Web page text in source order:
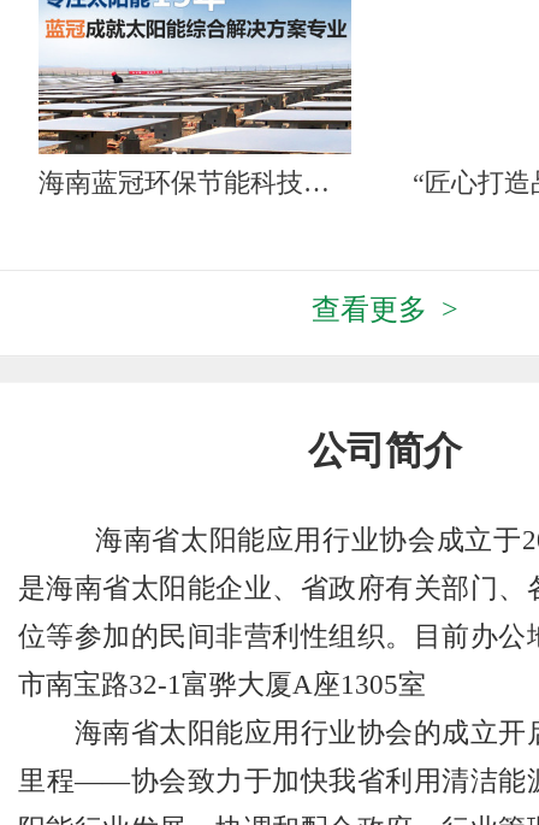
海南蓝冠环保节能科技有限公司
查看更多 >
公司简介
海南省太阳能应用行业协会成立于
是海南省太阳能企业、省政府有关部门、
位等参加的民间非营利性组织。目前办公
市南宝路32-1富骅大厦A座1305室
海南省太阳能应用行业协会的成立开
里程——协会致力于加快我省利用清洁能